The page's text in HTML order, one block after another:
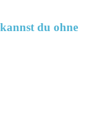
du ohne